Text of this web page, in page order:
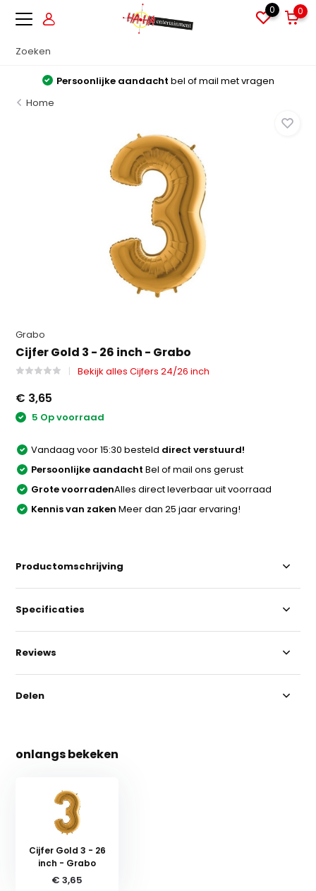
0 0
Persoonlijke aandacht bel of mail met vragen
Home
Grabo
Cijfer Gold 3 - 26 inch - Grabo
Bekijk alles Cijfers 24/26 inch
€ 3,65
5 Op voorraad
Vandaag voor 15:30 besteld direct verstuurd!
Persoonlijke aandacht Bel of mail ons gerust
Grote voorradenAlles direct leverbaar uit voorraad
Kennis van zaken Meer dan 25 jaar ervaring!
Productomschrijving
Specificaties
Reviews
Delen
onlangs bekeken
Cijfer Gold 3 - 26
inch - Grabo
€ 3,65